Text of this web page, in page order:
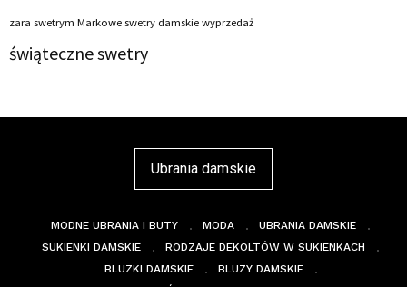
zara swetrym Markowe swetry damskie wyprzedaż
świąteczne swetry
Ubrania damskie
MODNE UBRANIA I BUTY MODA
UBRANIA DAMSKIE
SUKIENKI DAMSKIE
RODZAJE DEKOLTÓW W SUKIENKACH
BLUZKI DAMSKIE
BLUZY DAMSKIE